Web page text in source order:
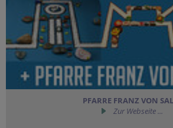
PFARRE FRANZ VON
Zur Webseite ...